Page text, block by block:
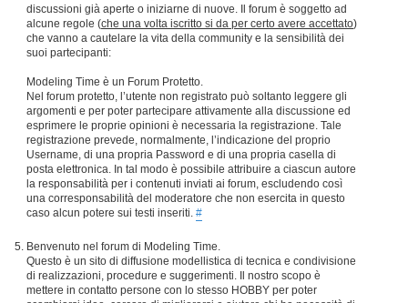
discussioni già aperte o iniziarne di nuove. Il forum è soggetto ad
alcune regole (che una volta iscritto si da per certo avere accettato)
che vanno a cautelare la vita della community e la sensibilità dei
suoi partecipanti:
Modeling Time è un Forum Protetto.
Nel forum protetto, l’utente non registrato può soltanto leggere gli
argomenti e per poter partecipare attivamente alla discussione ed
esprimere le proprie opinioni è necessaria la registrazione. Tale
registrazione prevede, normalmente, l’indicazione del proprio
Username, di una propria Password e di una propria casella di
posta elettronica. In tal modo è possibile attribuire a ciascun autore
la responsabilità per i contenuti inviati ai forum, escludendo così
una corresponsabilità del moderatore che non esercita in questo
caso alcun potere sui testi inseriti. #
Benvenuto nel forum di Modeling Time.
Questo è un sito di diffusione modellistica di tecnica e condivisione
di realizzazioni, procedure e suggerimenti. Il nostro scopo è
mettere in contatto persone con lo stesso HOBBY per poter